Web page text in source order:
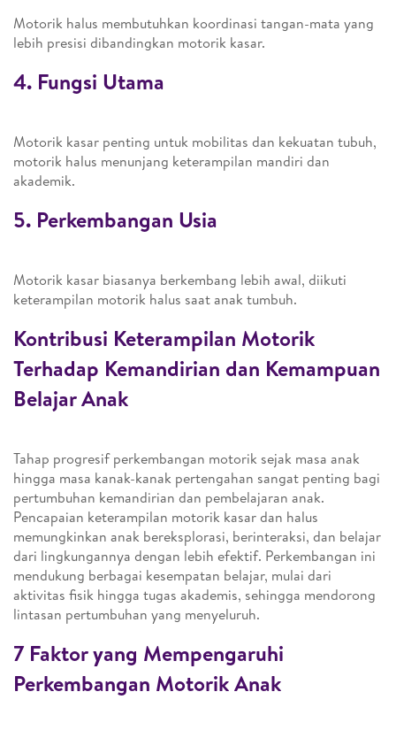
Motorik halus membutuhkan koordinasi tangan-mata yang
lebih presisi dibandingkan motorik kasar.
4. Fungsi Utama
Motorik kasar penting untuk mobilitas dan kekuatan tubuh,
motorik halus menunjang keterampilan mandiri dan
akademik.
5. Perkembangan Usia
Motorik kasar biasanya berkembang lebih awal, diikuti
keterampilan motorik halus saat anak tumbuh.
Kontribusi Keterampilan Motorik
Terhadap Kemandirian dan Kemampuan
Belajar Anak
Tahap progresif perkembangan motorik sejak masa anak
hingga masa kanak-kanak pertengahan sangat penting bagi
pertumbuhan kemandirian dan pembelajaran anak.
Pencapaian keterampilan motorik kasar dan halus
memungkinkan anak bereksplorasi, berinteraksi, dan belajar
dari lingkungannya dengan lebih efektif. Perkembangan ini
mendukung berbagai kesempatan belajar, mulai dari
aktivitas fisik hingga tugas akademis, sehingga mendorong
lintasan pertumbuhan yang menyeluruh.
7 Faktor yang Mempengaruhi
Perkembangan Motorik Anak